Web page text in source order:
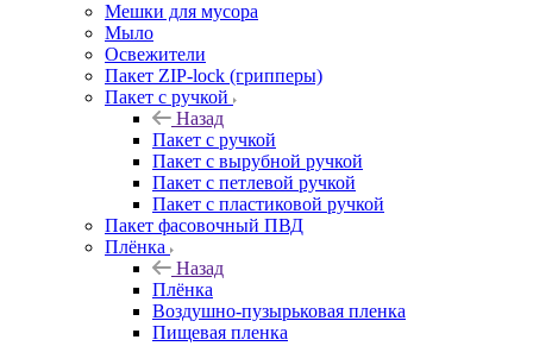
Мешки для мусора
Мыло
Освежители
Пакет ZIP-lock (грипперы)
Пакет с ручкой
Назад
Пакет с ручкой
Пакет с вырубной ручкой
Пакет с петлевой ручкой
Пакет с пластиковой ручкой
Пакет фасовочный ПВД
Плёнка
Назад
Плёнка
Воздушно-пузырьковая пленка
Пищевая пленка